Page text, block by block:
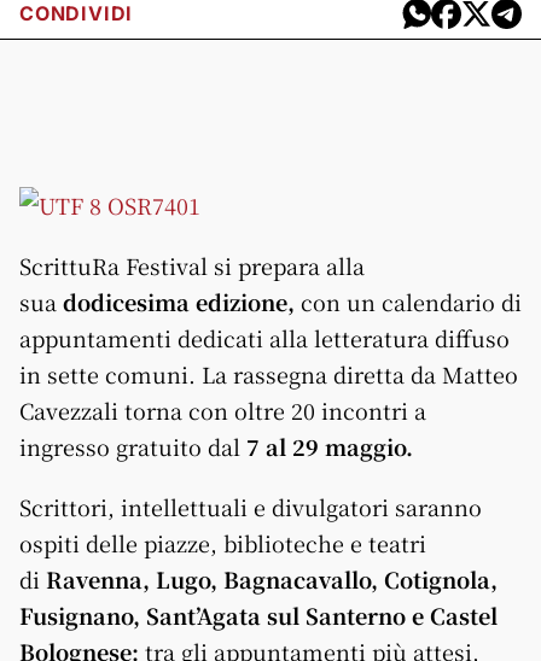
CONDIVIDI
ScrittuRa Festival si prepara alla
sua dodicesima edizione, con un calendario di
appuntamenti dedicati alla letteratura diffuso
in sette comuni. La rassegna diretta da Matteo
Cavezzali torna con oltre 20 incontri a
ingresso gratuito dal 7 al 29 maggio.
Scrittori, intellettuali e divulgatori saranno
ospiti delle piazze, biblioteche e teatri
di Ravenna, Lugo, Bagnacavallo, Cotignola,
Fusignano, Sant’Agata sul Santerno e Castel
Bolognese: tra gli appuntamenti più attesi,